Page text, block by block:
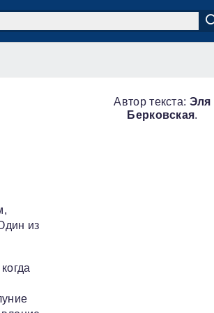
из
Автор текста: Эля
Берковская.